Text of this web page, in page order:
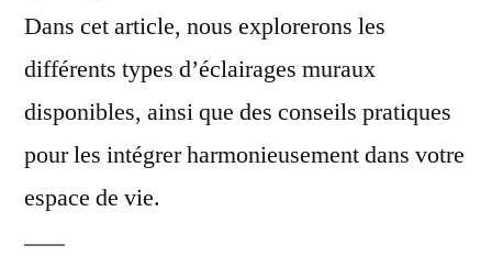
Dans cet article, nous explorerons les
différents types d’éclairages muraux
disponibles, ainsi que des conseils pratiques
pour les intégrer harmonieusement dans votre
espace de vie.